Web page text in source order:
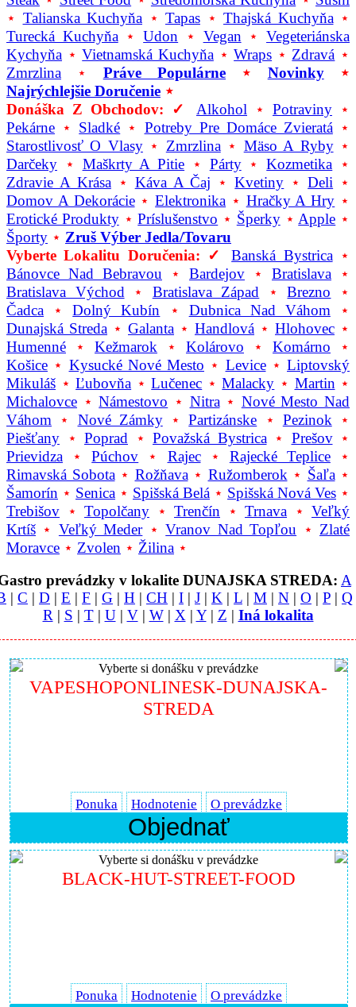
⋆ Talianska Kuchyňa ⋆ Tapas ⋆ Thajská Kuchyňa⋆
Turecká Kuchyňa⋆Udon ⋆ Vegan ⋆Vegeteriánska
Kychyňa ⋆Vietnamská Kuchyňa⋆Wraps ⋆ Zdravá ⋆
Zmrzlina ⋆ Práve Populárne ⋆ Novinky⋆
Najrýchlejšie Doručenie ⋆
Donáška Z Obchodov: ✓ Alkohol ⋆ Potraviny ⋆
Pekárne ⋆ Sladké ⋆ Potreby Pre Domáce Zvieratá⋆
Starostlivosť O Vlasy⋆ Zmrzlina⋆ Mäso A Ryby⋆
Darčeky ⋆ Maškrty A Pitie ⋆ Párty⋆Kozmetika ⋆
Zdravie A Krása⋆ Káva A Čaj ⋆Kvetiny ⋆Deli ⋆
Domov A Dekorácie⋆Elektronika ⋆ Hračky A Hry ⋆
Erotické Produkty⋆Príslušenstvo ⋆ Šperky⋆ Apple ⋆
Športy ⋆ Zruš Výber Jedla/tovaru
Vyberte Lokalitu Doručenia: ✓
Banská Bystrica⋆
Bánovce Nad Bebravou ⋆ Bardejov ⋆ Bratislava ⋆
Bratislava Východ ⋆ Bratislava Západ ⋆Brezno ⋆
Čadca ⋆Dolný Kubín ⋆ Dubnica Nad Váhom ⋆
Dunajská Streda ⋆ Galanta ⋆ Handlová ⋆ Hlohovec ⋆
Humenné ⋆ Kežmarok ⋆ Kolárovo ⋆ Komárno ⋆
Košice ⋆ Kysucké Nové Mesto ⋆ Levice⋆ Liptovský
Mikuláš ⋆Ľubovňa ⋆Lučenec ⋆Malacky ⋆ Martin ⋆
Michalovce ⋆Námestovo ⋆ Nitra⋆ Nové Mesto Nad
Váhom ⋆ Nové Zámky⋆Partizánske ⋆ Pezinok ⋆
Piešťany ⋆ Poprad ⋆ Považská Bystrica⋆ Prešov⋆
Prievidza ⋆Púchov ⋆ Rajec⋆ Rajecké Teplice⋆
Rimavská Sobota⋆ Rožňava⋆ Ružomberok ⋆ Šaľa⋆
Šamorín ⋆ Senica ⋆ Spišská Belá ⋆ Spišská Nová Ves ⋆
Trebišov ⋆ Topolčany ⋆ Trenčín ⋆ Trnava ⋆ Veľký
Krtíš ⋆ Veľký Meder⋆Vranov Nad Topľou ⋆ Zlaté
Moravce ⋆ Zvolen ⋆ Žilina ⋆
prevádzky v lokalite DUNAJSKA STREDA: A
| C | D | E | F | G | H | CH | I | J | K | L | M | N | O | P | Q
R| S | T| U| V| W| X| Y| Z | Iná lokalita
Vyberte si donášku v prevádzke
VAPESHOPONLINESK-DUNAJSKA-
STREDA
Ponuka Hodnotenie O prevádzke
Objednať
Vyberte si donášku v prevádzke
BLACK-HUT-STREET-FOOD
Ponuka Hodnotenie O prevádzke